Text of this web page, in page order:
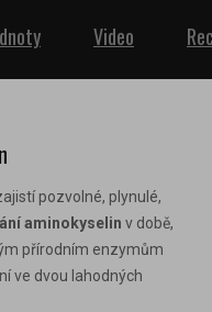
Video
pozvolné, plynulé,
aminokyselin v době,
přírodním enzymům
ve dvou lahodných